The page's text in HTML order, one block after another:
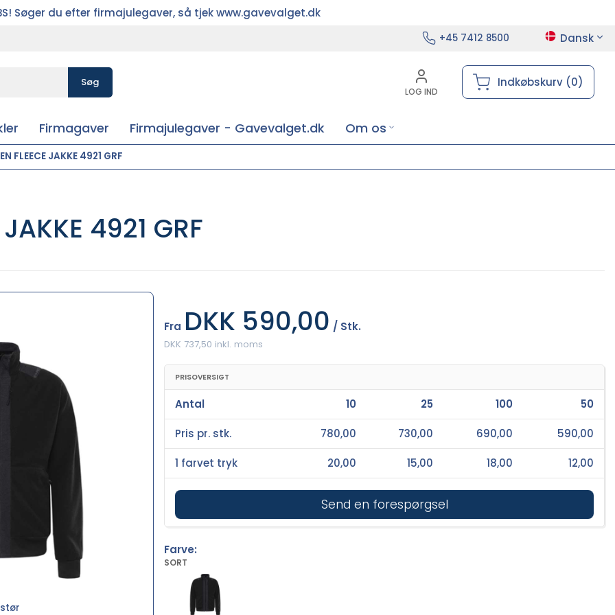
Søger du efter firmajulegaver, så tjek www.gavevalget.dk
+45 7412 8500 Dansk
Søg
LOG IND
Indkøbskurv (0)
Firmagaver Firmajulegaver - Gavevalget.dk Om os
FLEECE JAKKE 4921 GRF
4921 GRF
Fra DKK 590,00 / Stk.
DKK 737,50 inkl. moms
PRISOVERSIGT
Send en forespørgsel
Antal 10 25 100 50
Pris pr. stk. 780,00 730,00 690,00 590,00
1 farvet tryk 20,00 15,00 18,00 12,00
Farve:
SORT